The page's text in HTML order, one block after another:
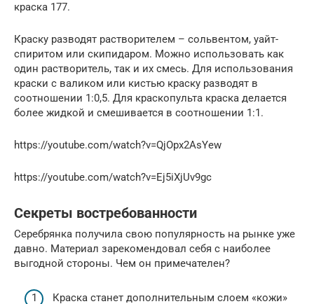
краска 177.
Краску разводят растворителем – сольвентом, уайт-
спиритом или скипидаром. Можно использовать как
один растворитель, так и их смесь. Для использования
краски с валиком или кистью краску разводят в
соотношении 1:0,5. Для краскопульта краска делается
более жидкой и смешивается в соотношении 1:1.
https://youtube.com/watch?v=QjOpx2AsYew
https://youtube.com/watch?v=Ej5iXjUv9gc
Секреты востребованности
Серебрянка получила свою популярность на рынке уже
давно. Материал зарекомендовал себя с наиболее
выгодной стороны. Чем он примечателен?
Краска станет дополнительным слоем «кожи»